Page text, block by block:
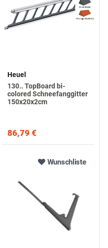
Heuel
130.. TopBoard bi-
colored Schneefanggitter
150x20x2cm
86,79 €
Wunschliste